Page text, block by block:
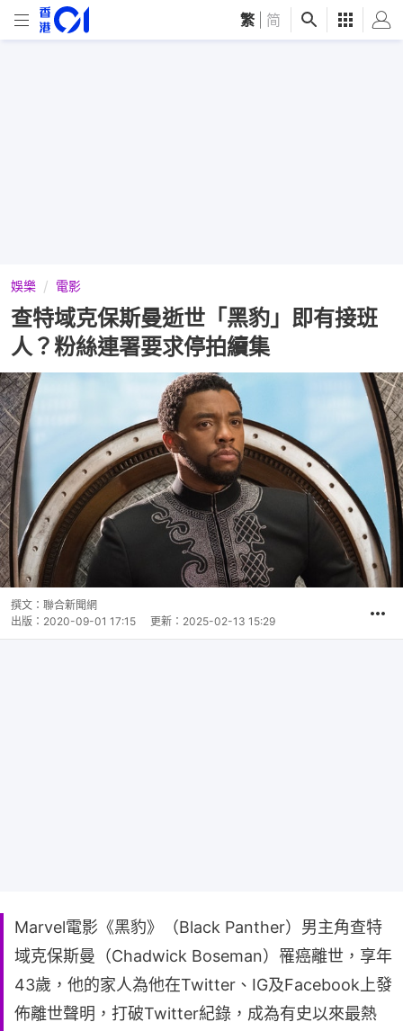
繁 简
娛樂 電影
查特域克保斯曼逝世「黑豹」即有接班
人？粉絲連署要求停拍續集
撰文： 聯合新聞網
出版： 2020-09-01 17:15 更新： 2025-02-13 15:29
Marvel電影《黑豹》（Black Panther）男主角查特
域克保斯曼（Chadwick Boseman）罹癌離世，享年
43歲，他的家人為他在Twitter、IG及Facebook上發
佈離世聲明，打破Twitter紀錄，成為有史以來最熱